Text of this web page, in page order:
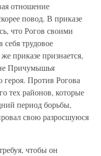
отношение
повод. В приказе
что Рогов своими
себя трудовое
приказе признается,
Причумышья
героя. Против Рогова
тех районов, которые
период борьбы,
свою разросшуюся
чтобы он